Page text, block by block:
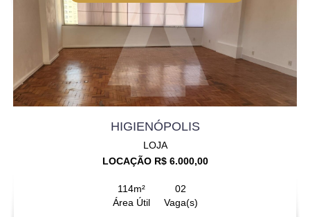
HIGIENÓPOLIS
LOJA
LOCAÇÃO R$ 6.000,00
114m²
Área Útil
02
Vaga(s)